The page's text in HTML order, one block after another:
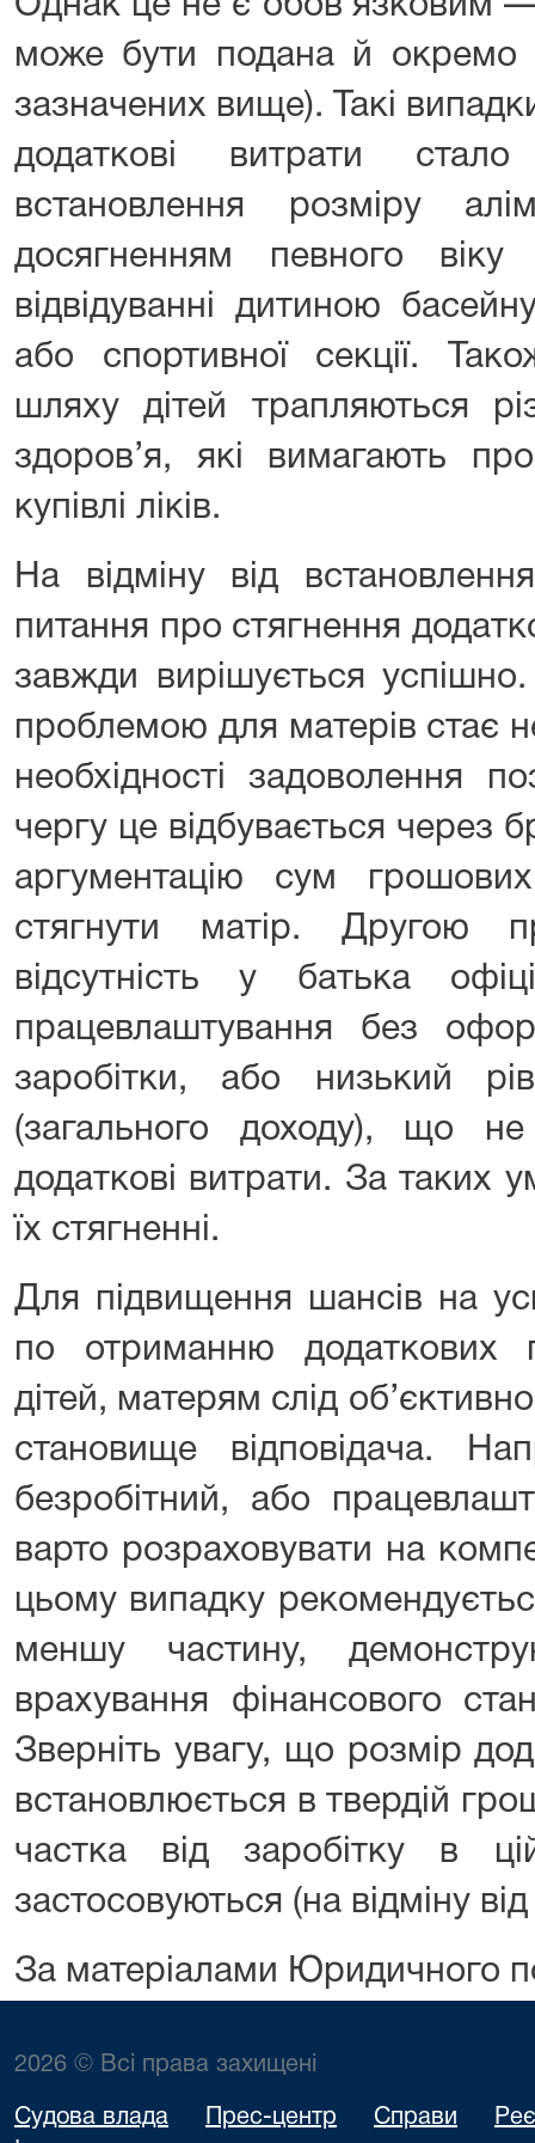
Однак це не є обов’язковим
може бути подана й окремо
зазначених вище). Такі
додаткові витрати
встановлення розміру
досягненням певного
відвідуванні дитиною
або спортивної секції.
шляху дітей трапляються
здоров’я, які вимагають
купівлі ліків.
На відміну від
питання про стягнення
завжди вирішується
проблемою для матерів стає
необхідності задоволення
чергу це відбувається через
аргументацію сум
стягнути матір. Другою
відсутність у батька
працевлаштування без
заробітки, або низький
(загального доходу), що не
додаткові витрати. За таких
їх стягненні.
Для підвищення шансів на
по отриманню додаткових
дітей, матерям слід
становище відповідача.
безробітний, або
варто розраховувати на
цьому випадку
меншу частину,
врахування фінансового
Зверніть увагу, що розмір
встановлюється в твердій
частка від заробітку в
застосовуються (на відміну
За матеріалами Юридичного
2026 © Всі права захищені
Судова влада Прес-центр Справи